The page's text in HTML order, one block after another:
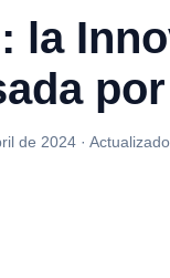
la
de 2024 ·